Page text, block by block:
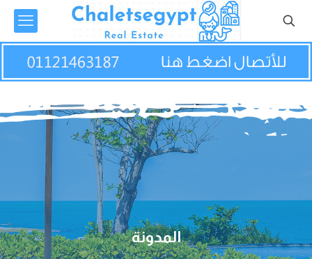
المدونة